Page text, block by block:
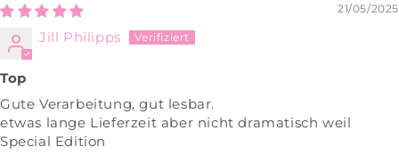
21/05/2025
Jill Philipps
Top
Gute Verarbeitung, gut lesbar.
etwas lange Lieferzeit aber nicht dramatisch weil
Special Edition